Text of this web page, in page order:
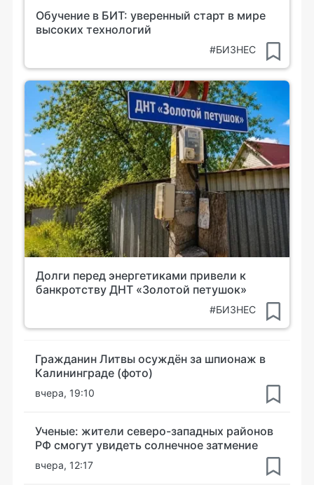
Обучение в БИТ: уверенный старт в мире
высоких технологий
#БИЗНЕС
Долги перед энергетиками привели к
банкротству ДНТ «Золотой петушок»
#БИЗНЕС
Гражданин Литвы осуждён за шпионаж в
Калининграде (фото)
вчера, 19:10
Ученые: жители северо-западных районов
РФ смогут увидеть солнечное затмение
вчера, 12:17